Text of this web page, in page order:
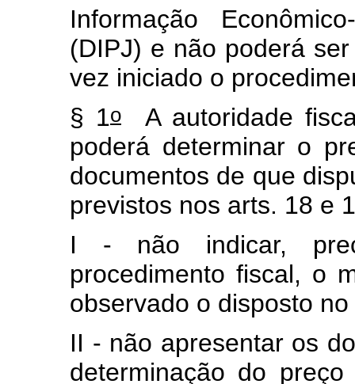
Informação
(DIPJ) e não poderá
vez iniciado o
§ 1o A autoridade
poderá determinar o
documentos de que
previstos nos arts. 18 e
I - não indicar,
procedimento fiscal, o
observado o disposto no
II - não apresentar os
determinação do